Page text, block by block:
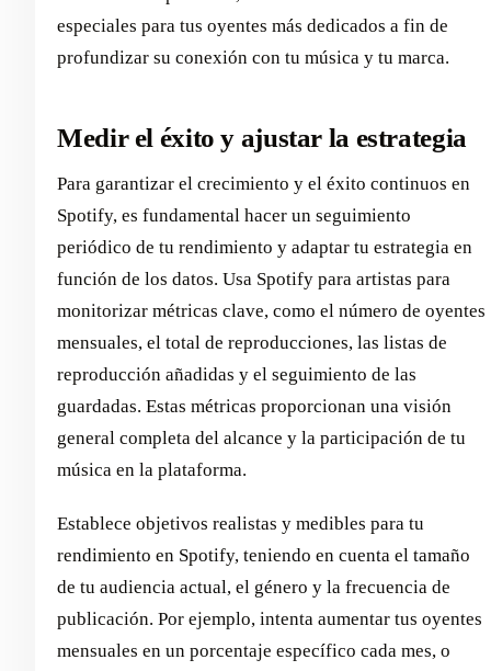
especiales para tus oyentes más dedicados a fin de
profundizar su conexión con tu música y tu marca.
Medir el éxito y ajustar la estrategia
Para garantizar el crecimiento y el éxito continuos en
Spotify, es fundamental hacer un seguimiento
periódico de tu rendimiento y adaptar tu estrategia en
función de los datos. Usa Spotify para artistas para
monitorizar métricas clave, como el número de oyentes
mensuales, el total de reproducciones, las listas de
reproducción añadidas y el seguimiento de las
guardadas. Estas métricas proporcionan una visión
general completa del alcance y la participación de tu
música en la plataforma.
Establece objetivos realistas y medibles para tu
rendimiento en Spotify, teniendo en cuenta el tamaño
de tu audiencia actual, el género y la frecuencia de
publicación. Por ejemplo, intenta aumentar tus oyentes
mensuales en un porcentaje específico cada mes, o